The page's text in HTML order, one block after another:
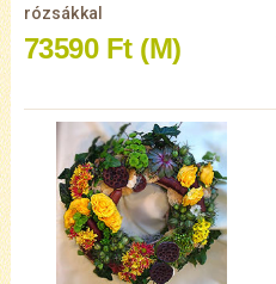
rózsákkal
73590 Ft (M)